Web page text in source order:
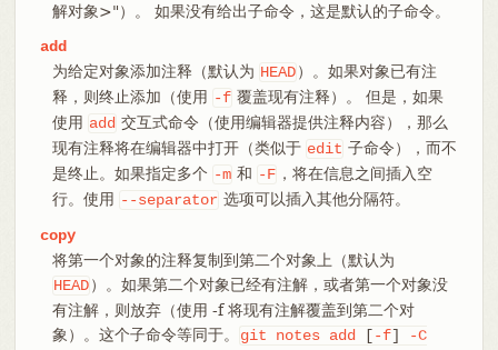
解对象>"）。 如果没有给出子命令，这是默认的子命令。
add
为给定对象添加注释（默认为 HEAD ）。如果对象已有注
释，则终止添加（使用 -f 覆盖现有注释）。 但是，如果
使用 add 交互式命令（使用编辑器提供注释内容），那么
现有注释将在编辑器中打开（类似于 edit 子命令），而不
是终止。如果指定多个 -m 和 -F ，将在信息之间插入空
行。使用 --separator 选项可以插入其他分隔符。
copy
将第一个对象的注释复制到第二个对象上（默认为
HEAD ）。如果第二个对象已经有注解，或者第一个对象没
有注解，则放弃（使用 -f 将现有注解覆盖到第二个对
象）。这个子命令等同于。
git notes add [-f]
-C